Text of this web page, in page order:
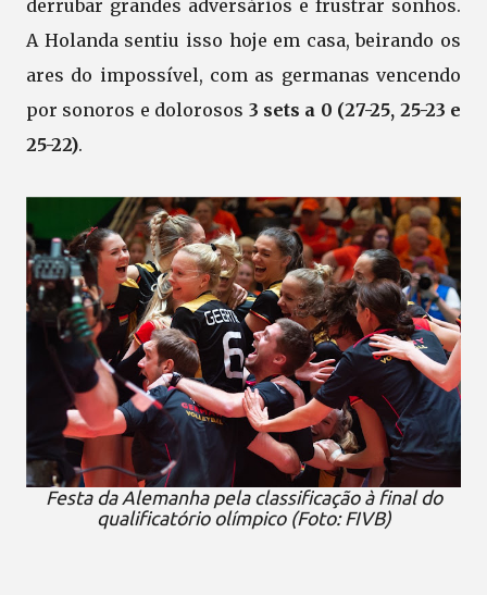
derrubar grandes adversários e frustrar sonhos.
A Holanda sentiu isso hoje em casa, beirando os
ares do impossível, com as germanas vencendo
por sonoros e dolorosos 3 sets a 0 (27-25, 25-23 e
25-22).
Festa da Alemanha pela classificação à final do
qualificatório olímpico (Foto: FIVB)